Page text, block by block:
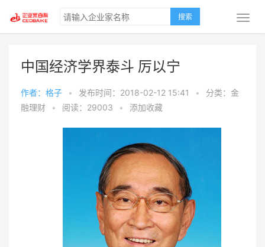
搜索
中国经济学界泰斗 厉以宁
作者：格子 • 发布时间：2018-02-12 15:41 •
分类：金
融理财
• 阅读：29003 • 添加收藏